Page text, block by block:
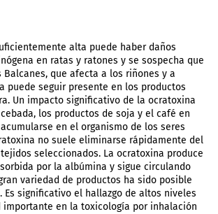
alta puede haber daños
en ratas y ratones y se sospecha que
que afecta a los riñones y a
puede seguir presente en los productos
Un impacto significativo de la ocratoxina
los productos de soja y el café en
en el organismo de los seres
no suele eliminarse rápidamente del
seleccionados. La ocratoxina produce
por la albúmina y sigue circulando
variedad de productos ha sido posible
significativo el hallazgo de altos niveles
importante en la toxicología por inhalación